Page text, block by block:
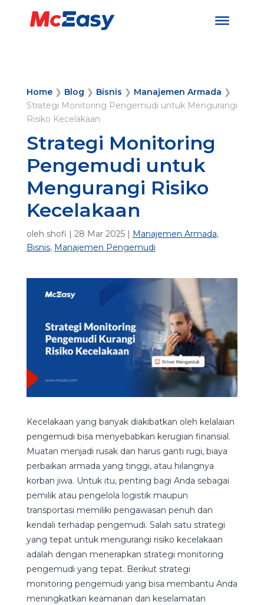
Home❯ Blog ❯ Bisnis ❯ Manajemen Armada ❯
Strategi Monitoring Pengemudi untuk Mengurangi
Risiko Kecelakaan
Strategi Monitoring
Pengemudi untuk
Mengurangi Risiko
Kecelakaan
oleh shofi | 28 Mar 2025| Manajemen Armada,
Bisnis, Manajemen Pengemudi
Kecelakaan yang banyak diakibatkan oleh kelalaian
pengemudi bisa menyebabkan kerugian finansial.
Muatan menjadi rusak dan harus ganti rugi, biaya
perbaikan armada yang tinggi, atau hilangnya
korban jiwa. Untuk itu, penting bagi Anda sebagai
pemilik atau pengelola logistik maupun
transportasi memiliki pengawasan penuh dan
kendali terhadap pengemudi. Salah satu strategi
yang tepat untuk mengurangi risiko kecelakaan
adalah dengan menerapkan strategi monitoring
pengemudi yang tepat. Berikut strategi
monitoring pengemudi yang bisa membantu Anda
meningkatkan keamanan dan keselamatan